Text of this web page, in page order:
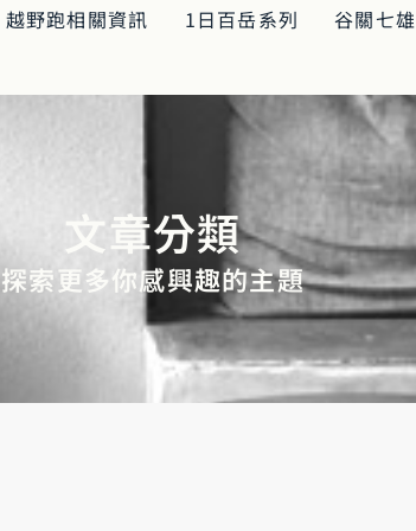
越野跑相關資訊 1日百岳系列 谷關七雄
文章分類
探索更多你感興趣的主題